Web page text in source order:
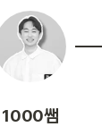
1000쌤